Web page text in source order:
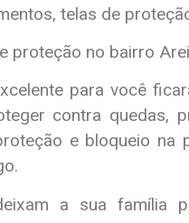
telas de
proteção no bairro
para você
contra quedas,
e bloqueio na
a sua família